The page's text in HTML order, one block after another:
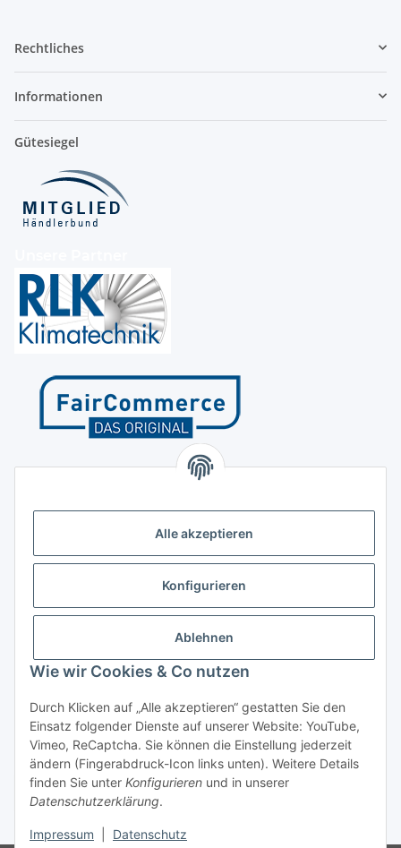
Alle akzeptieren
Konfigurieren
Ablehnen
Wie wir Cookies & Co nutzen
Durch Klicken auf „Alle akzeptieren“ gestatten Sie den
Einsatz folgender Dienste auf unserer Website: YouTube,
Vimeo, ReCaptcha. Sie können die Einstellung jederzeit
ändern (Fingerabdruck-Icon links unten). Weitere Details
finden Sie unter Konfigurieren und in unserer
Datenschutzerklärung.
Impressum Datenschutz
Rechtliches
Informationen
Gütesiegel
Höffgeshofweg 14
Finden Sie uns auf Google Maps
Widerrufsbutton